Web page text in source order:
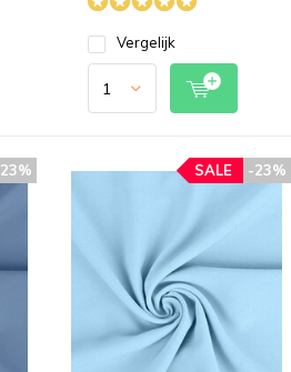
Vergelijk
-23%
SALE